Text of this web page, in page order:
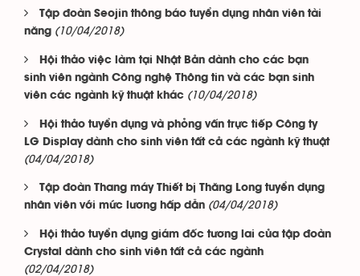
Tập đoàn Seojin thông báo tuyển dụng nhân viên tài
năng (10/04/2018)
Hội thảo việc làm tại Nhật Bản dành cho các bạn
sinh viên ngành Công nghệ Thông tin và các bạn sinh
viên các ngành kỹ thuật khác (10/04/2018)
Hội thảo tuyển dụng và phỏng vấn trực tiếp Công ty
LG Display dành cho sinh viên tất cả các ngành kỹ thuật
(04/04/2018)
Tập đoàn Thang máy Thiết bị Thăng Long tuyển dụng
nhân viên với mức lương hấp dẫn (04/04/2018)
Hội thảo tuyển dụng giám đốc tương lai của tập đoàn
Crystal dành cho sinh viên tất cả các ngành
(02/04/2018)